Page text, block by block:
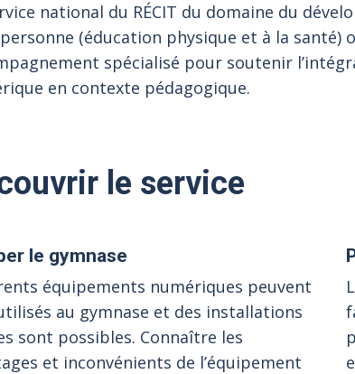
national du RÉCIT du domaine du
(éducation physique et à la santé)
spécialisé pour soutenir
en contexte pédagogique.
le service
le gymnase
équipements numériques peuvent
au gymnase et des installations
sont possibles. Connaître les
et inconvénients de l’équipement